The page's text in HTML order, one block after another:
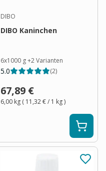
DIBO
DIBO Kaninchen
6x1000 g+2Varianten
5.0 (2)
67,89 €
6,00 kg ( 11,32 €/ 1 kg)